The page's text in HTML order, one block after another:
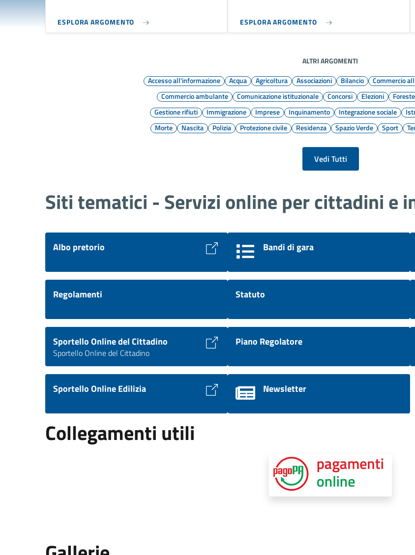
ESPLORA ARGOMENTO ESPLORA ARGOMENTO
ALTRI ARGOMENTI
Accesso all'informazione
Acqua Agricoltura Associazioni Bilancio Commercio
Commercio ambulante
Comunicazione istituzionale Concorsi Elezioni Foreste
Gestione rifiuti
Immigrazione Imprese Inquinamento Integrazione sociale
Morte
Nascita Polizia Protezione civile Residenza Spazio Verde Sport
Vedi Tutti
Siti tematici - Servizi online per cittadini e
Albo pretorio Bandi di gara
Regolamenti Statuto
Sportello Online del Cittadino
Sportello Online del Cittadino
Piano Regolatore
Sportello Online Edilizia Newsletter
Collegamenti utili